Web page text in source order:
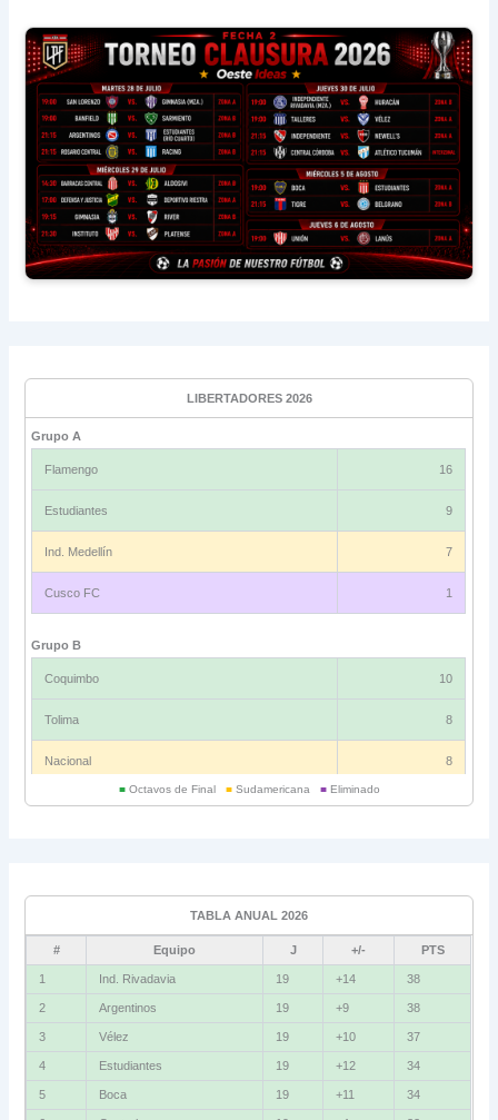
LIBERTADORES 2026
Grupo A
Flamengo 16
Estudiantes 9
Ind. Medellín 7
Cusco FC 1
Grupo B
Coquimbo 10
Tolima 8
Nacional 8
Bolívar 5
La Guaira
Grupo D
U. Católica
■Octavos de Final ■Sudamericana ■Eliminado
TABLA ANUAL 2026
# Equipo J +/- PTS
1 Ind. Rivadavia 19 +14 38
2 Argentinos 19 +9 38
3 Vélez 19 +10 37
4 Estudiantes 19 +12 34
5 Boca 19 +11 34